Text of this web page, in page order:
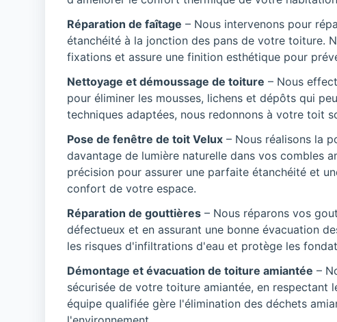
Réparation de faîtage – Nous intervenons pour
étanchéité à la jonction des pans de votre toiture.
fixations et assure une finition esthétique pour
Nettoyage et démoussage de toiture – Nous
pour éliminer les mousses, lichens et dépôts qui
techniques adaptées, nous redonnons à votre toit
Pose de fenêtre de toit Velux– Nous réalisons la
davantage de lumière naturelle dans vos combles
précision pour assurer une parfaite étanchéité et
confort de votre espace.
Réparation de gouttières– Nous réparons vos
défectueux et en assurant une bonne évacuation
les risques d'infiltrations d'eau et protège les
Démontage et évacuation de toiture amiantée –
sécurisée de votre toiture amiantée, en respectant
équipe qualifiée gère l'élimination des déchets